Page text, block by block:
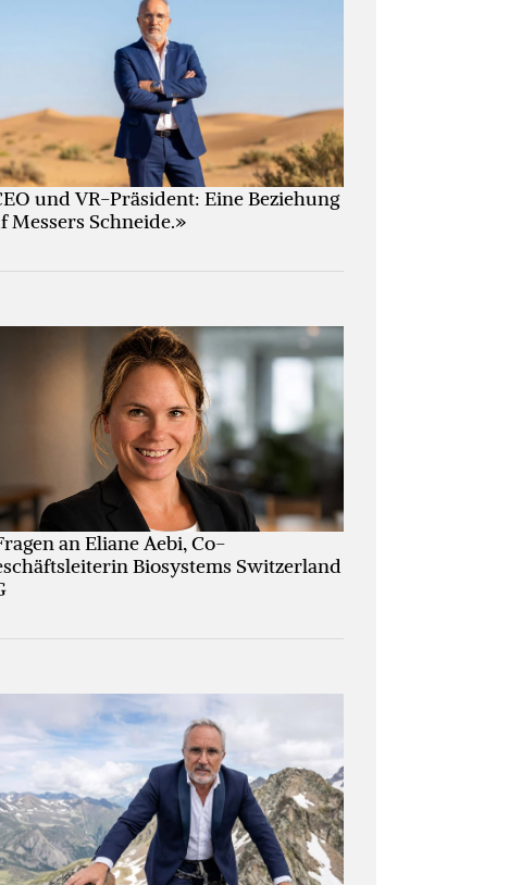
und VR-Präsident: Eine Beziehung
Messers Schneide.»
an Eliane Aebi, Co-
Biosystems Switzerland